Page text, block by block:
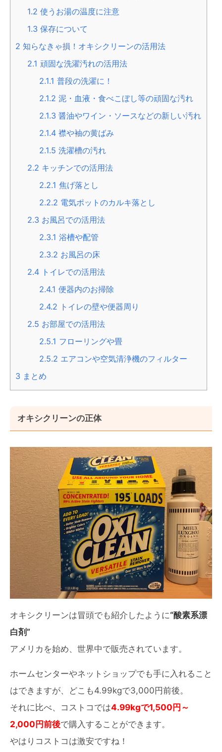
1.2 使うお湯の温度に注意
1.3 保存について
2 知らなきゃ損！オキシクリーンの活用法
2.1 頑固な洗濯汚れの活用法
2.1.1 普段の洗濯に！
2.1.2 泥・血液・食べこぼし等の頑固な汚れ
2.1.3 醤油やワイン・ソースなどの新しい汚れ
2.1.4 襟や袖の黄ばみ
2.1.5 洗濯槽の汚れ
2.2 キッチンでの活用法
2.2.1 焦げ落とし
2.2.2 電気ポットのカルキ落とし
2.3 お風呂での活用法
2.3.1 浴槽や配管
2.3.2 お風呂の床
2.4 トイレでの活用法
2.4.1 便器内のお掃除
2.4.2 トイレの壁や便器周り
2.5 お部屋での活用法
2.5.1 フローリングや畳
2.5.2 エアコンや空気清浄機のフィルター
3 まとめ
オキシクリーンの正体
オキシクリーンは冒頭でも紹介したように“酸素系漂
白剤”
アメリカを始め、世界中で販売されています。
ホームセンターやネットショップでも手に入れること
はできますが、どこも4.99kgで3,000円前後。
それに比べ、コストコでは4.99kgで1,500円～
2,000円前後で購入することができます。
やはりコストコは激安ですね！